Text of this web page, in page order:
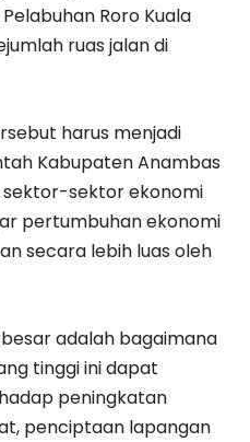
Roro Kuala
ruas jalan di
harus menjadi
Kabupaten Anambas
sektor ekonomi
pertumbuhan ekonomi
secara lebih luas oleh
adalah bagaimana
tinggi ini dapat
peningkatan
penciptaan lapangan